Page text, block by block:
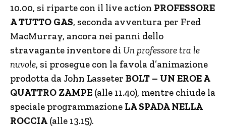
10.00, si riparte con il live action PROFESSORE
A TUTTO GAS, seconda avventura per Fred
MacMurray, ancora nei panni dello
stravagante inventore di Un professore tra le
nuvole, si prosegue con la favola d’animazione
prodotta da John Lasseter BOLT – UN EROE A
QUATTRO ZAMPE (alle 11.40), mentre chiude la
speciale programmazione LA SPADA NELLA
ROCCIA (alle 13.15).